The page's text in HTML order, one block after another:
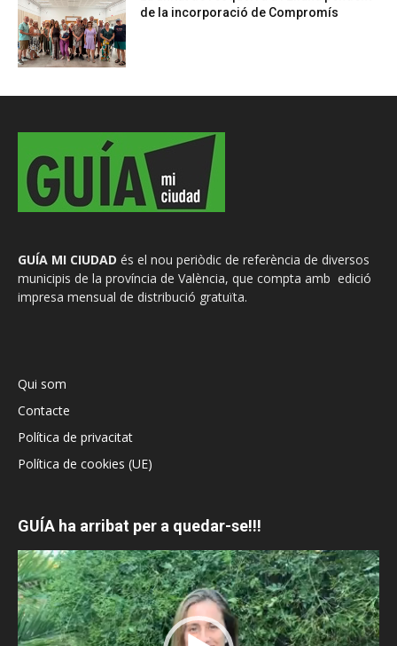
de la incorporació de Compromís
GUÍA MI CIUDAD és el nou periòdic de referència de diversos
municipis de la província de València, que compta amb edició
impresa mensual de distribució gratuïta.
Qui som
Contacte
Política de privacitat
Política de cookies (UE)
GUÍA ha arribat per a quedar-se!!!
Reproductor
de
vídeo